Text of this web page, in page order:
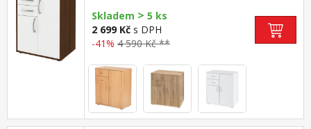
Skladem > 5 ks
2 699 Kč s DPH
-41% 4 590 Kč **